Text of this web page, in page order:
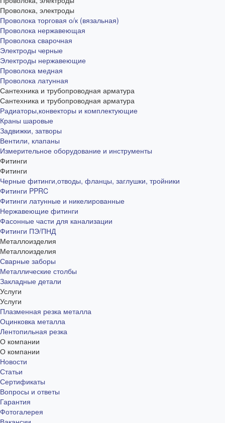
Проволока, электроды
Проволока торговая о/к (вязальная)
Проволока нержавеющая
Проволока сварочная
Электроды черные
Электроды нержавеющие
Проволока медная
Проволока латунная
Сантехника и трубопроводная арматура
Сантехника и трубопроводная арматура
Радиаторы,конвекторы и комплектующие
Краны шаровые
Задвижки, затворы
Вентили, клапаны
Измерительное оборудование и инструменты
Фитинги
Фитинги
Черные фитинги,отводы, фланцы, заглушки, тройники
Фитинги PPRC
Фитинги латунные и никелированные
Нержавеющие фитинги
Фасонные части для канализации
Фитинги ПЭ/ПНД
Металлоизделия
Металлоизделия
Сварные заборы
Металлические столбы
Закладные детали
Услуги
Услуги
Плазменная резка металла
Оцинковка металла
Лентопильная резка
О компании
О компании
Новости
Статьи
Сертификаты
Вопросы и ответы
Гарантия
Фотогалерея